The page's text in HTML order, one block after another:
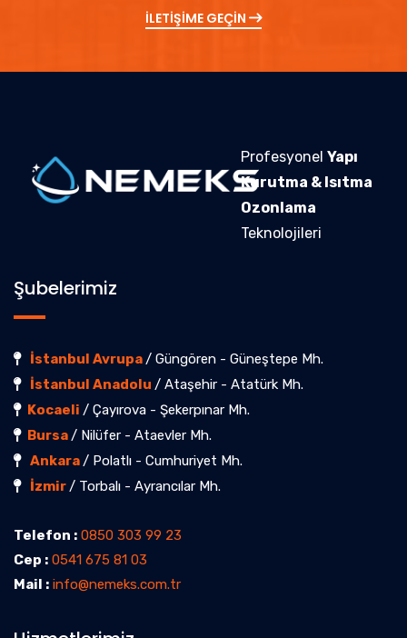
İLETİŞİME GEÇİN
Profesyonel Yapı
Kurutma & Isıtma
Ozonlama
Teknolojileri
Şubelerimiz
İstanbul Avrupa/ Güngören - Güneştepe Mh.
İstanbul Anadolu / Ataşehir - Atatürk Mh.
Kocaeli / Çayırova - Şekerpınar Mh.
Bursa/ Nilüfer - Ataevler Mh.
Ankara/ Polatlı - Cumhuriyet Mh.
İzmir/ Torbalı - Ayrancılar Mh.
Telefon : 0850 303 99 23
Cep : 0541 675 81 03
Mail : info@nemeks.com.tr